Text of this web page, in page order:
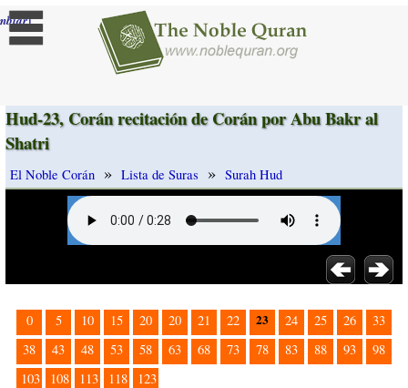
]
Hud-23, Corán recitación de Corán por Abu Bakr al
Shatri
El Noble Corán » Lista de Suras » Surah Hud
0 5 10 15 20 20 21 22 23 24 25 26
33
38
43 48 53 58 63 68 73 78 83 88 93
98
103
108 113 118 123